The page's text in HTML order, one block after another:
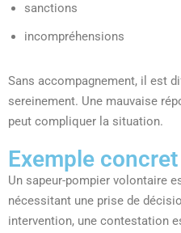
sanctions
incompréhensions
Sans accompagnement, il est
sereinement. Une mauvaise
peut compliquer la situation.
Exemple
Un sapeur-pompier volontaire
nécessitant une prise de
intervention, une contestation